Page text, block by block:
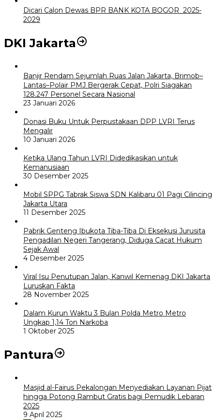
Dicari Calon Dewas BPR BANK KOTA BOGOR 2025-
2029
DKI Jakarta
Banjir Rendam Sejumlah Ruas Jalan Jakarta, Brimob–
Lantas–Polair PMJ Bergerak Cepat, Polri Siagakan
128.247 Personel Secara Nasional
23 Januari 2026
Donasi Buku Untuk Perpustakaan DPP LVRI Terus
Mengalir
10 Januari 2026
Ketika Ulang Tahun LVRI Didedikasikan untuk
Kemanusiaan
30 Desember 2025
Mobil SPPG Tabrak Siswa SDN Kalibaru 01 Pagi Cilincing
Jakarta Utara
11 Desember 2025
Pabrik Genteng Ibukota Tiba-Tiba Di Eksekusi Jurusita
Pengadilan Negeri Tangerang, Diduga Cacat Hukum
Sejak Awal
4 Desember 2025
Viral Isu Penutupan Jalan, Kanwil Kemenag DKI Jakarta
Luruskan Fakta
28 November 2025
Dalam Kurun Waktu 3 Bulan Polda Metro Metro
Ungkap 1,14 Ton Narkoba
1 Oktober 2025
Pantura
Masjid al-Fairus Pekalongan Menyediakan Layanan Pijat
hingga Potong Rambut Gratis bagi Pemudik Lebaran
2025
9 April 2025